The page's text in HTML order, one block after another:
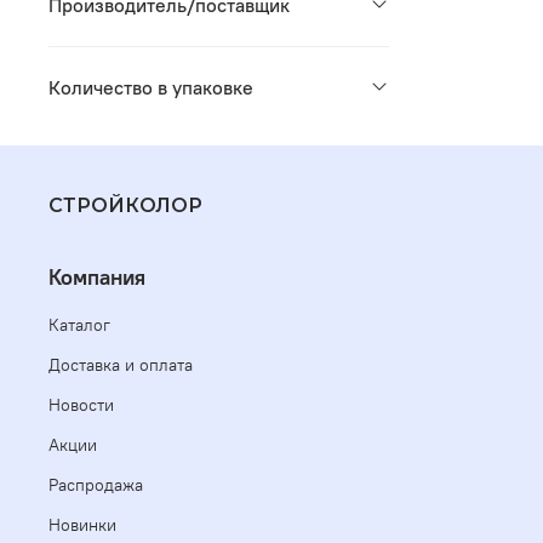
Производитель/поставщик
Количество в упаковке
СТРОЙКОЛОР
Компания
Каталог
Доставка и оплата
Новости
Акции
Распродажа
Новинки